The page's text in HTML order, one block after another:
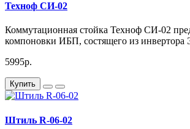
Техноф СИ-02
Коммутационная стойка Техноф СИ-02
компоновки ИБП, состящего из инвертора
5995р.
Купить
Штиль R-06-02